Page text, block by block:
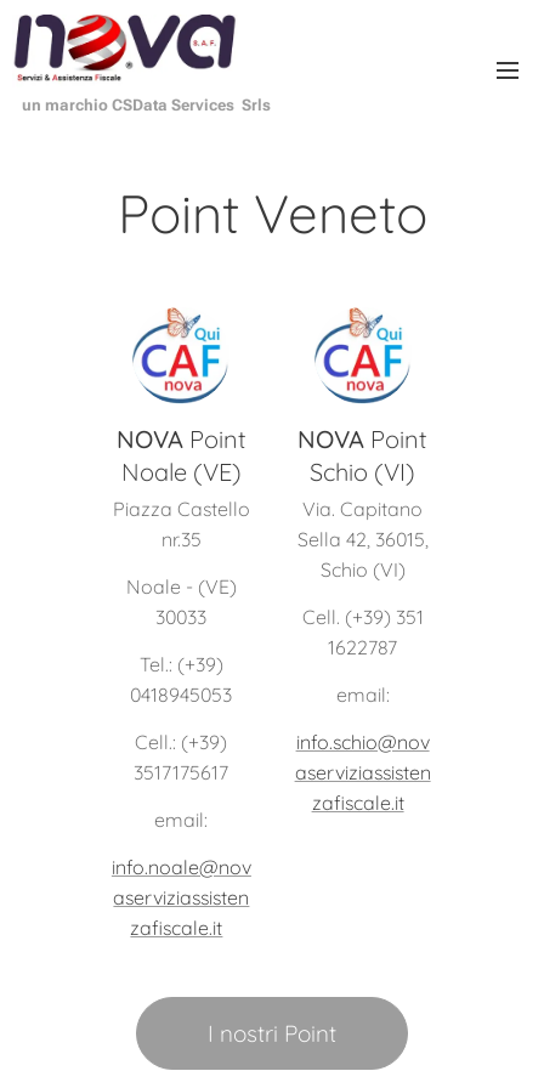
un marchio CSData Services Srls
Point Veneto
NOVAPoint
Noale (VE)
Piazza Castello
nr.35
Noale - (VE)
30033
Tel.: (+39)
0418945053
Cell.: (+39)
3517175617
email:
info.noale@nov
aserviziassisten
zafiscale.it
NOVA Point
Schio (VI)
Via. Capitano
Sella 42, 36015,
Schio (VI)
Cell. (+39) 351
1622787
email:
info.schio@nov
aserviziassisten
zafiscale.it
I nostri Point